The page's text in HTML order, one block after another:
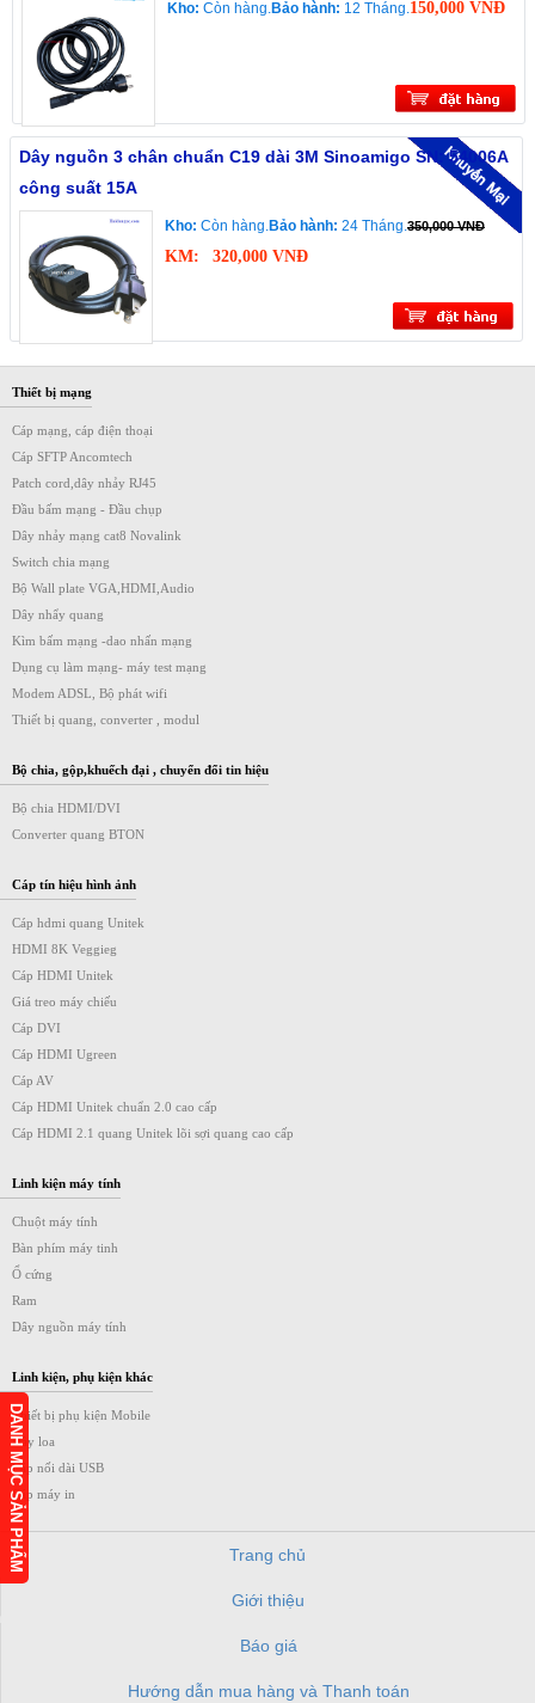
Kho: Còn hàng.Bảo hành: 12 Tháng.150,000 VNĐ
Dây nguồn 3 chân chuẩn C19 dài 3M Sinoamigo SN: 54006A
công suất 15A
Kho: Còn hàng.Bảo hành: 24 Tháng.350,000 VNĐ
KM: 320,000 VNĐ
Thiết bị mạng
Cáp mạng, cáp điện thoại
Cáp SFTP Ancomtech
Patch cord,dây nhảy RJ45
Đầu bấm mạng - Đầu chụp
Dây nhảy mạng cat8 Novalink
Switch chia mạng
Bộ Wall plate VGA,HDMI,Audio
Dây nhẩy quang
Kìm bấm mạng -dao nhấn mạng
Dụng cụ làm mạng- máy test mạng
Modem ADSL, Bộ phát wifi
Thiết bị quang, converter , modul
Bộ chia, gộp,khuếch đại , chuyển đổi tin hiệu
Bộ chia HDMI/DVI
Converter quang BTON
Cáp tín hiệu hình ảnh
Cáp hdmi quang Unitek
HDMI 8K Veggieg
Cáp HDMI Unitek
Giá treo máy chiếu
Cáp DVI
Cáp HDMI Ugreen
Cáp AV
Cáp HDMI Unitek chuẩn 2.0 cao cấp
Cáp HDMI 2.1 quang Unitek lõi sợi quang cao cấp
Linh kiện máy tính
Chuột máy tính
Bàn phím máy tinh
Ổ cứng
Ram
Dây nguồn máy tính
Linh kiện, phụ kiện khác
Thiết bị phụ kiện Mobile
Dây loa
Cáp nối dài USB
Cáp máy in
Trang chủ
Giới thiệu
Báo giá
Hướng dẫn mua hàng và Thanh toán
DANH MỤC SẢN PHẨM